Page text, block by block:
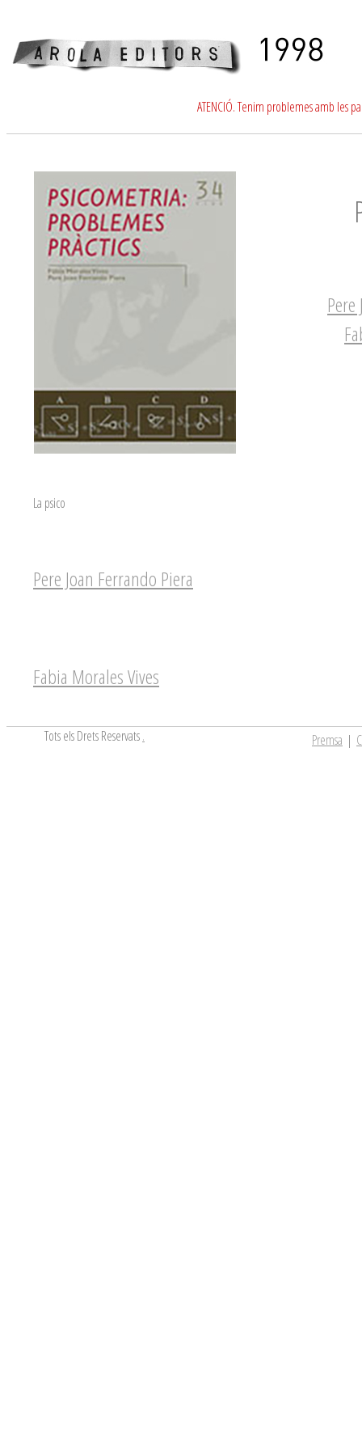
ATENCIÓ. Tenim problemes amb les
La psico
Pere Joan Ferrando Piera
Fabia Morales Vives
Tots els Drets Reservats. Premsa |